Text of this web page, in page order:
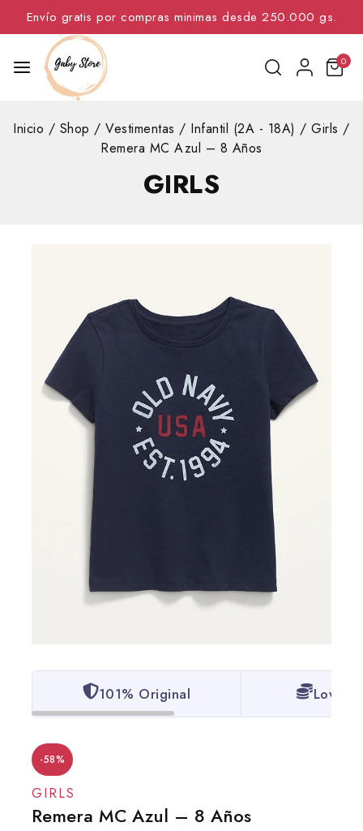
Envío gratis por compras minimas desde 250.000 gs.
0
Inicio / Shop / Vestimentas / Infantil (2A - 18A) / Girls /
Remera MC Azul – 8 Años
GIRLS
101% Original Lowest
-58%
GIRLS
Remera MC Azul – 8 Años